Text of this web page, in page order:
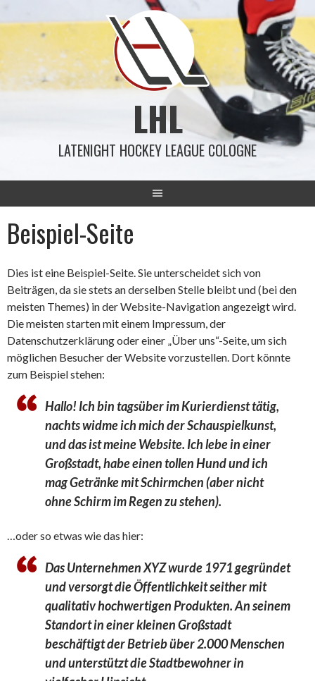
zum
LHL
LATENIGHT HOCKEY LEAGUE COLOGNE
Beispiel-Seite
Dies ist eine Beispiel-Seite. Sie unterscheidet sich von
Beiträgen, da sie stets an derselben Stelle bleibt und (bei den
meisten Themes) in der Website-Navigation angezeigt wird.
Die meisten starten mit einem Impressum, der
Datenschutzerklärung oder einer „Über uns“-Seite, um sich
möglichen Besucher der Website vorzustellen. Dort könnte
zum Beispiel stehen:
Hallo! Ich bin tagsüber im Kurierdienst tätig,
nachts widme ich mich der Schauspielkunst,
und das ist meine Website. Ich lebe in einer
Großstadt, habe einen tollen Hund und ich
mag Getränke mit Schirmchen (aber nicht
ohne Schirm im Regen zu stehen).
…oder so etwas wie das hier:
Das Unternehmen XYZ wurde 1971 gegründet
und versorgt die Öffentlichkeit seither mit
qualitativ hochwertigen Produkten. An seinem
Standort in einer kleinen Großstadt
beschäftigt der Betrieb über 2.000 Menschen
und unterstützt die Stadtbewohner in